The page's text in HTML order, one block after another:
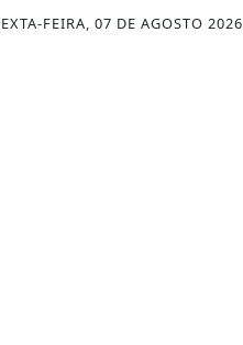
FEIRA, 07 DE AGOSTO 2026